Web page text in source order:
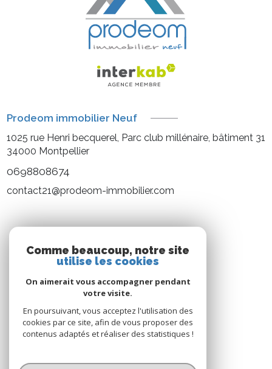
Prodeom immobilier Neuf
1025 rue Henri becquerel, Parc club millénaire, bâtiment 31
34000 Montpellier
0698808674
contact21@prodeom-immobilier.com
Nous suivre
© 2026 | Tous droits réservés
Comme beaucoup, notre site
utilise les cookies
On aimerait vous accompagner pendant
votre visite.
En poursuivant, vous acceptez l'utilisation des
cookies par ce site, afin de vous proposer des
contenus adaptés et réaliser des statistiques !